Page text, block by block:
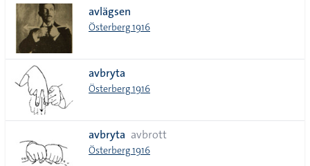
avlägsen
Österberg 1916
avbryta
Österberg 1916
avbryta avbrott
Österberg 1916